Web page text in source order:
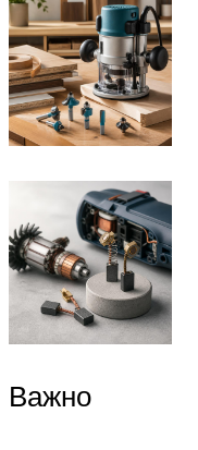
Важно